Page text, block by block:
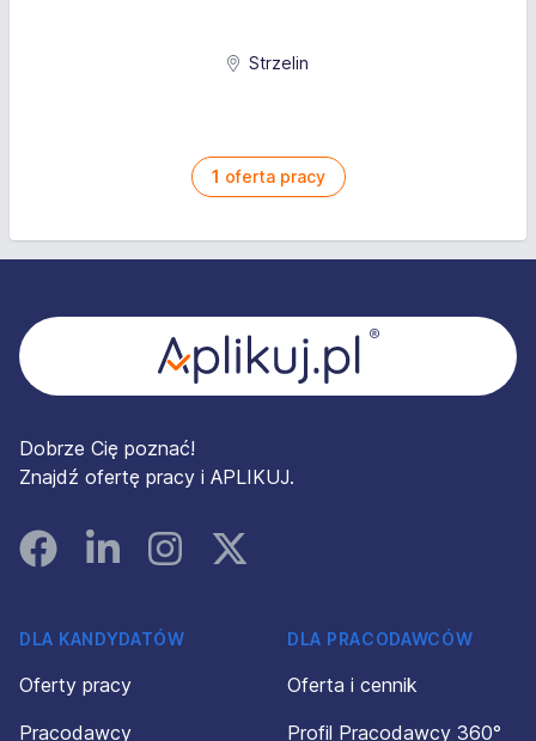
Strzelin
1 oferta pracy
Dobrze Cię poznać!
Znajdź ofertę pracy i APLIKUJ.
FacebookLinked InInstagramInstagram
DLA KANDYDATÓW
Oferty pracy
Pracodawcy
DLA PRACODAWCÓW
Oferta i cennik
Profil Pracodawcy 360°